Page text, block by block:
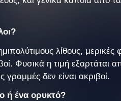
λίθους, μερικές
Φυσικά η τιμή εξαρτάται
γραμμές δεν είναι ακριβοί.
ή ένα ορυκτό?